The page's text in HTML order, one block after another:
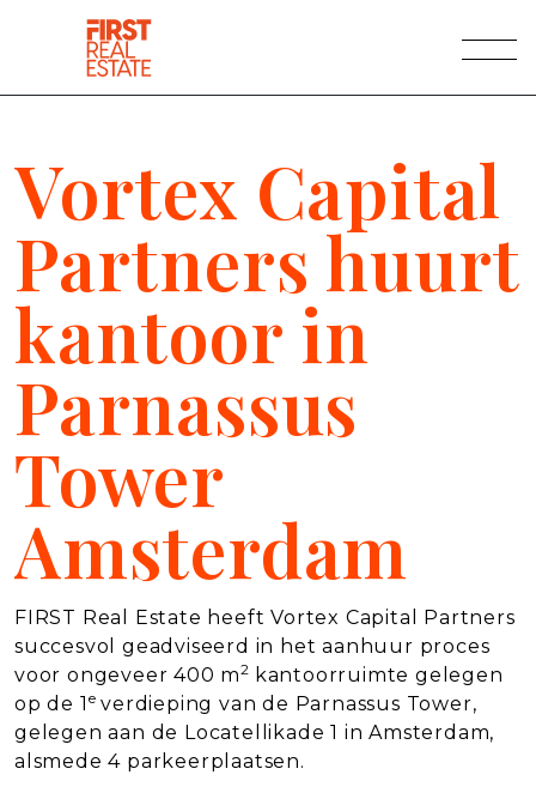
Vortex Capital
Partners huurt
kantoor in
Parnassus
Tower
Amsterdam
FIRST Real Estate heeft Vortex Capital Partners
succesvol geadviseerd in het aanhuur proces
voor ongeveer 400 m2 kantoorruimte gelegen
op de 1 everdieping van de Parnassus Tower,
gelegen aan de Locatellikade 1 in Amsterdam,
alsmede 4 parkeerplaatsen.